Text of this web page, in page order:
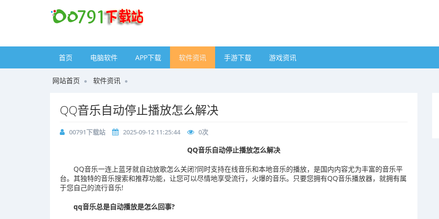
首页 电脑软件 APP下载 软件资讯 手游下载 游戏资讯
网站首页 软件资讯
QQ音乐自动停止播放怎么解决
00791下载站 2025-09-12 11:25:44 0次
QQ音乐自动停止播放怎么解决
QQ音乐一连上蓝牙就自动放歌怎么关闭?同时支持在线音乐和本地音乐的播放，是国内内容尤为丰富的音乐平
台。其独特的音乐搜索和推荐功能，让您可以尽情地享受流行，火爆的音乐。只要您拥有QQ音乐播放器，就拥有属
于您自己的流行音乐!
qq音乐总是自动播放是怎么回事?